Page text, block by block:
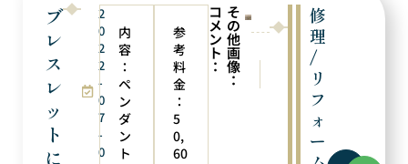
ブ
レ
ス
レ
ッ
ト
に
2
0
2
2
-
0
7
-
0
内
容
：
ペ
ン
ダ
ン
ト
参
考
料
金
：
5
0,
60
コ
メ
ン
ト
：
そ
の
他
画
像
： ブレスレットにリフォーム
修
理
/
リ
フ
ォ
ー